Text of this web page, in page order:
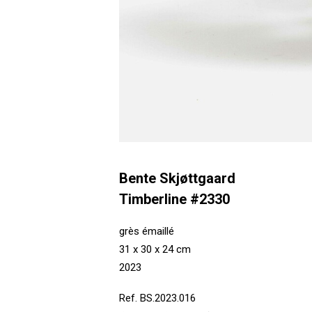
Bente Skjøttgaard
Timberline #2330
grès émaillé
31 x 30 x 24 cm
2023
Ref. BS.2023.016